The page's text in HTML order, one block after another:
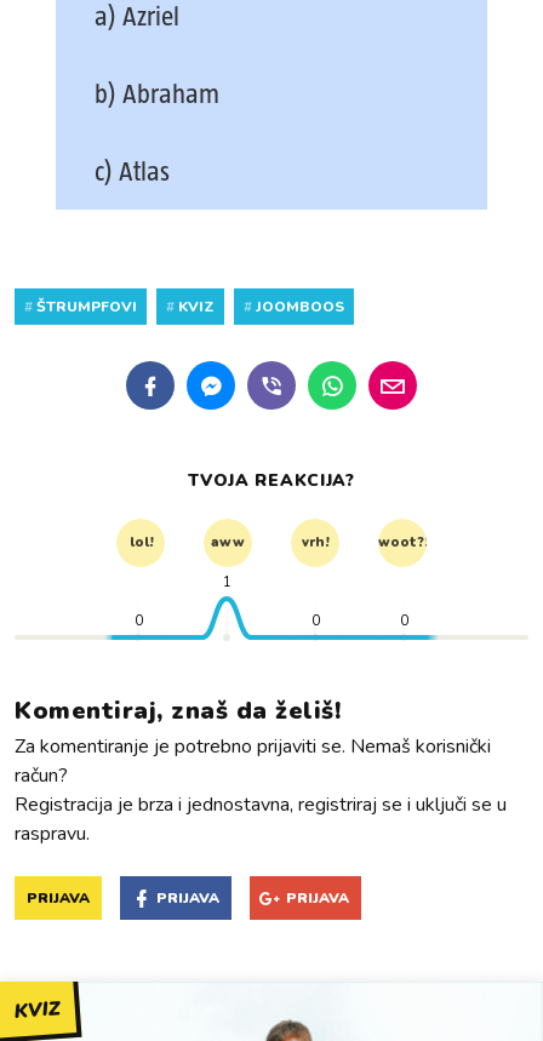
a) Azriel
b) Abraham
c) Atlas
#ŠTRUMPFOVI # KVIZ #JOOMBOOS
TVOJA REAKCIJA?
lol! aww vrh! woot?!
0
1
0 0
Komentiraj, znaš da želiš!
Za komentiranje je potrebno prijaviti se. Nemaš korisnički
račun?
Registracija je brza i jednostavna, registriraj se i uključi se u
raspravu.
PRIJAVA PRIJAVA PRIJAVA
KVIZ